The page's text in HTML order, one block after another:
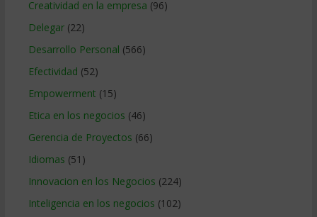
Creatividad en la empresa (96)
Delegar(22)
Desarrollo Personal (566)
Efectividad (52)
Empowerment (15)
Etica en los negocios (46)
Gerencia de Proyectos (66)
Idiomas (51)
Innovacion en los Negocios (224)
Inteligencia en los negocios (102)